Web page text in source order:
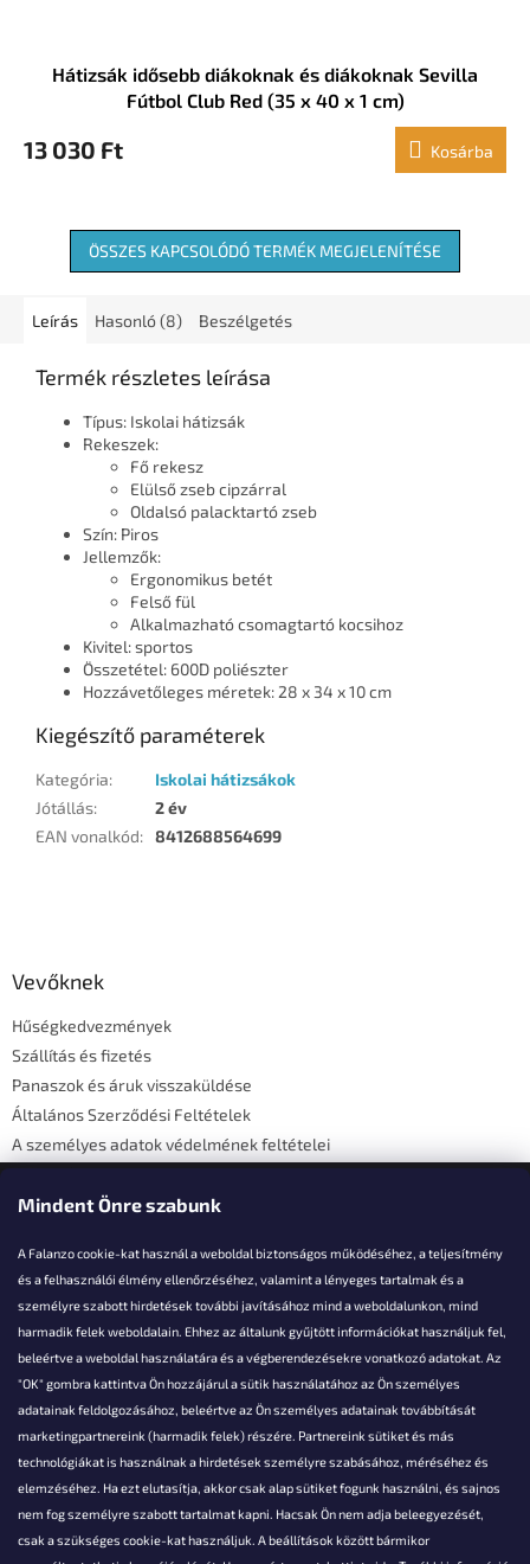
Mindent Önre szabunk
A Falanzo cookie-kat használ a weboldal biztonságos működéséhez, a teljesítmény
és a felhasználói élmény ellenőrzéséhez, valamint a lényeges tartalmak és a
személyre szabott hirdetések további javításához mind a weboldalunkon, mind
harmadik felek weboldalain. Ehhez az általunk gyűjtött információkat használjuk fel,
beleértve a weboldal használatára és a végberendezésekre vonatkozó adatokat. Az
"OK" gombra kattintva Ön hozzájárul a sütik használatához az Ön személyes
adatainak feldolgozásához, beleértve az Ön személyes adatainak továbbítását
marketingpartnereink (harmadik felek) részére. Partnereink sütiket és más
technológiákat is használnak a hirdetések személyre szabásához, méréséhez és
elemzéséhez. Ha ezt elutasítja, akkor csak alap sütiket fogunk használni, és sajnos
nem fog személyre szabott tartalmat kapni. Hacsak Ön nem adja beleegyezését,
csak a szükséges cookie-kat használjuk. A beállítások között bármikor
Hátizsák idősebb diákoknak és diákoknak Sevilla
Fútbol Club Red (35 x 40 x 1 cm)
13 030 Ft Kosárba
ÖSSZES KAPCSOLÓDÓ TERMÉK MEGJELENÍTÉSE
Leírás Hasonló (8) Beszélgetés
Termék részletes leírása
Típus: Iskolai hátizsák
Rekeszek:
Fő rekesz
Elülső zseb cipzárral
Oldalsó palacktartó zseb
Szín: Piros
Jellemzők:
Ergonomikus betét
Felső fül
Alkalmazható csomagtartó kocsihoz
Kivitel: sportos
Összetétel: 600D poliészter
Hozzávetőleges méretek: 28 x 34 x 10 cm
Kiegészítő paraméterek
Kategória:
Iskolai hátizsákok
Jótállás:
2 év
EAN vonalkód: 8412688564699
Vevőknek
Hűségkedvezmények
Szállítás és fizetés
Panaszok és áruk visszaküldése
Általános Szerződési Feltételek
A személyes adatok védelmének feltételei
Elérhetőségi adatok
Akarsz kérdezni valamit?
info@falanzo.hu